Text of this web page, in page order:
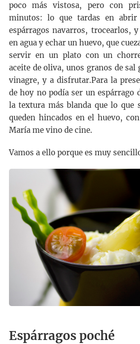
poco más vistosa, pero con
minutos: lo que tardas en abrir
espárragos navarros, trocearlos,
en agua y echar un huevo, que
servir en un plato con un
aceite de oliva, unos granos de sal
vinagre, y a disfrutar.Para la
de hoy no podía ser un espárrago
la textura más blanda que lo que
queden hincados en el huevo,
María me vino de cine.
Vamos a ello porque es muy
Espárragos poché